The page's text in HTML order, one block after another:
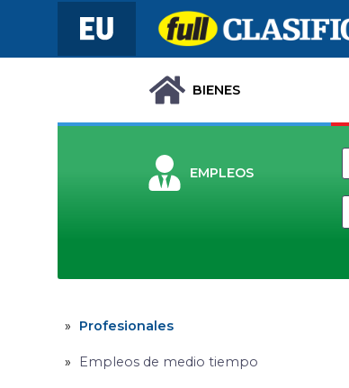
BIENES
EMPLEOS
Profesionales
Empleos de medio tiempo